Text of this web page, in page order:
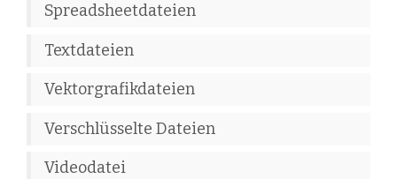
Spreadsheetdateien
Textdateien
Vektorgrafikdateien
Verschlüsselte Dateien
Videodatei